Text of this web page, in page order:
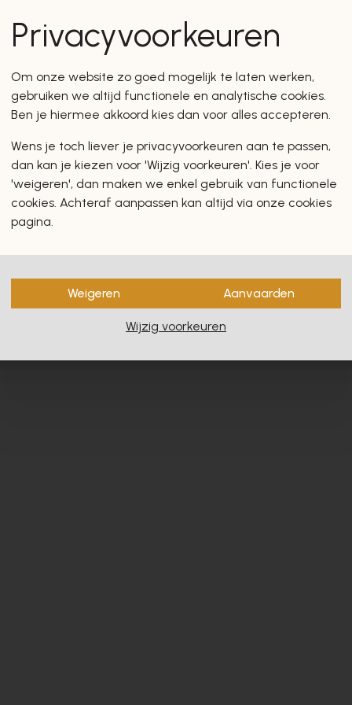
zullen u zeker en vast
Privacyvoorkeuren
Om onze website zo goed mogelijk te laten werken,
gebruiken we altijd functionele en analytische cookies.
Ben je hiermee akkoord kies dan voor alles accepteren.
Wens je toch liever je privacyvoorkeuren aan te passen,
dan kan je kiezen voor 'Wijzig voorkeuren'. Kies je voor
'weigeren', dan maken we enkel gebruik van functionele
cookies. Achteraf aanpassen kan altijd via onze cookies
pagina.
Weigeren Aanvaarden
Wijzig voorkeuren